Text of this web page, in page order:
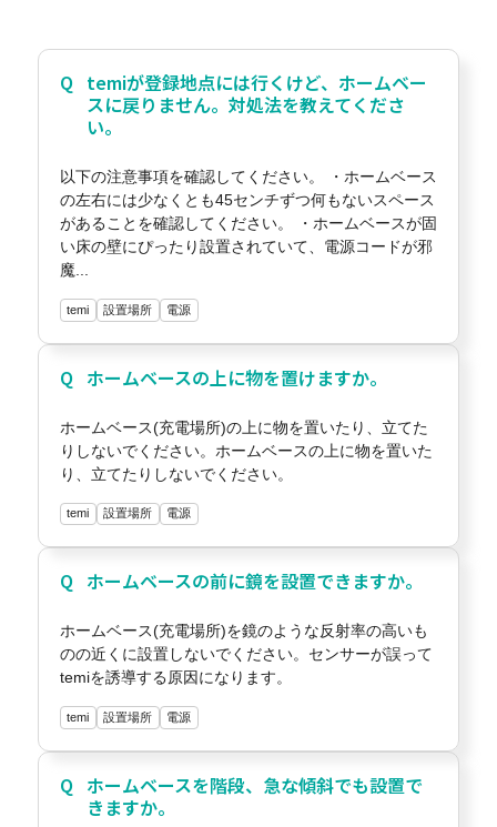
temiが登録地点には行くけど、ホームベー
スに戻りません。対処法を教えてくださ
い。
以下の注意事項を確認してください。 ・ホームベース
の左右には少なくとも45センチずつ何もないスペース
があることを確認してください。 ・ホームベースが固
い床の壁にぴったり設置されていて、電源コードが邪
魔...
temi 設置場所 電源
ホームベースの上に物を置けますか。
ホームベース(充電場所)の上に物を置いたり、立てた
りしないでください。ホームベースの上に物を置いた
り、立てたりしないでください。
temi 設置場所 電源
ホームベースの前に鏡を設置できますか。
ホームベース(充電場所)を鏡のような反射率の高いも
のの近くに設置しないでください。センサーが誤って
temiを誘導する原因になります。
temi 設置場所 電源
ホームベースを階段、急な傾斜でも設置で
きますか。